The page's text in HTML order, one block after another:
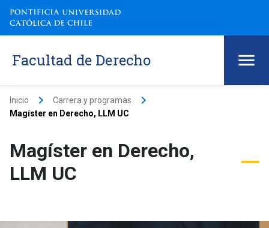
Facultad de Derecho
Inicio keyboard_arrow_right Carrera y programas keyboard_arrow_right
Magíster en Derecho, LLM UC
Magíster en Derecho,
LLM UC